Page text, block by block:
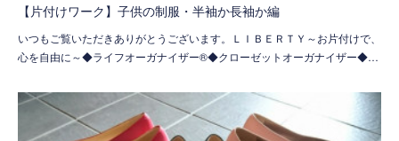
【片付けワーク】子供の制服・半袖か長袖か編
いつもご覧いただきありがとうございます。ＬＩＢＥＲＴＹ～お片付けで、
心を自由に～◆ライフオーガナイザー®◆クローゼットオーガナイザー◆…